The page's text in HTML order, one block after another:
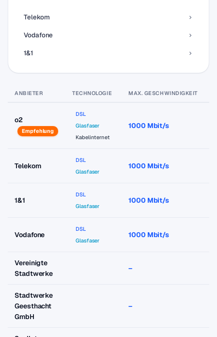
Telekom
Vodafone
1&1
ANBIETER TECHNOLOGIE MAX. GESCHWINDIGKEIT
o2
Empfehlung
DSL
Glasfaser
Kabelinternet
1000 Mbit/s
Telekom
DSL
Glasfaser
1000 Mbit/s
1&1
DSL
Glasfaser
1000 Mbit/s
Vodafone
DSL
Glasfaser
1000 Mbit/s
Vereinigte
Stadtwerke
–
Stadtwerke
Geesthacht
GmbH
–